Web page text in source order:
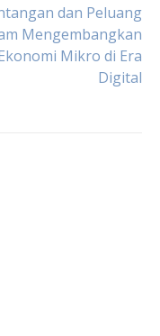
dan Peluang
Mengembangkan
Mikro di Era
Digital